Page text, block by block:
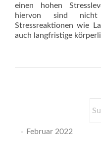
einen hohen
hiervon sind
Stressreaktionen wie
auch langfristige
Februar 2022